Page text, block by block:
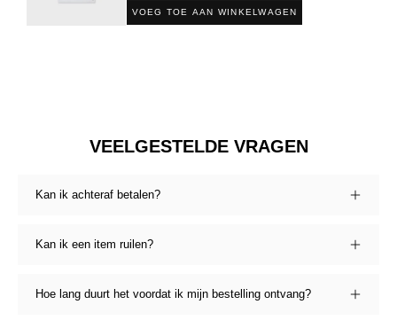
VOEG TOE AAN WINKELWAGEN
VEELGESTELDE VRAGEN
Kan ik achteraf betalen?
Kan ik een item ruilen?
Hoe lang duurt het voordat ik mijn bestelling ontvang?